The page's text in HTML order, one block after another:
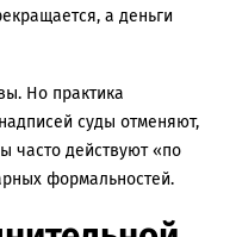
а деньги
Но практика
суды отменяют,
часто действуют «по
формальностей.